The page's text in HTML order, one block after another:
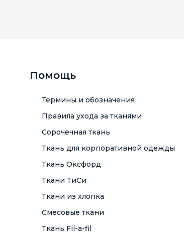
Помощь
Термины и обозначения
Правила ухода за тканями
Сорочечная ткань
Ткань для корпоративной одежды
Ткань Оксфорд
Ткани ТиСи
Ткани из хлопка
Смесовые ткани
Ткань Fil-a-fil